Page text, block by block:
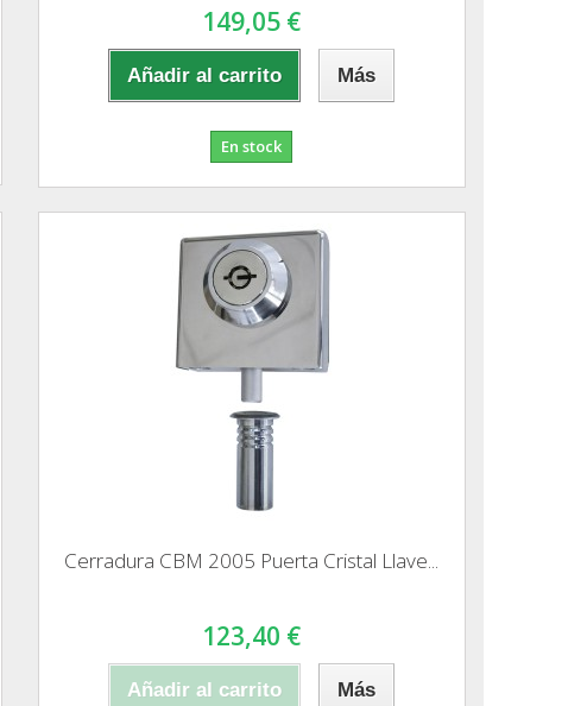
149,05 €
Añadir al carrito Más
En stock
Cerradura CBM 2005 Puerta Cristal Llave...
123,40 €
Añadir al carrito Más